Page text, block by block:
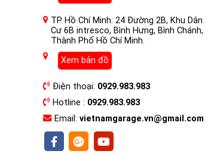
TP Hồ Chí Minh: 24 Đường 2B, Khu Dân
Cư 6B intresco, Bình Hưng, Bình Chánh,
Thành Phố Hồ Chí Minh.
Xem bản đồ
Điện thoại: 0929.983.983
Hotline : 0929.983.983
Email: vietnamgarage.vn@gmail.com